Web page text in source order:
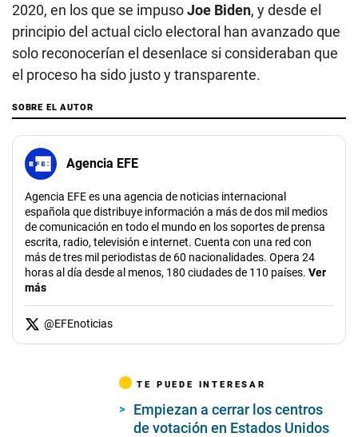
2020, en los que se impusoJoe Biden, y desde el
principio del actual ciclo electoral han avanzado que
solo reconocerían el desenlace si consideraban que
el proceso ha sido justo y transparente.
SOBRE EL AUTOR
Agencia EFE
Agencia EFE es una agencia de noticias internacional
española que distribuye información a más de dos mil medios
de comunicación en todo el mundo en los soportes de prensa
escrita, radio, televisión e internet. Cuenta con una red con
más de tres mil periodistas de 60 nacionalidades. Opera 24
horas al día desde al menos, 180 ciudades de 110 países. Ver
más
@EFEnoticias
TE PUEDE INTERESAR
Empiezan a cerrar los centros
de votación en Estados Unidos